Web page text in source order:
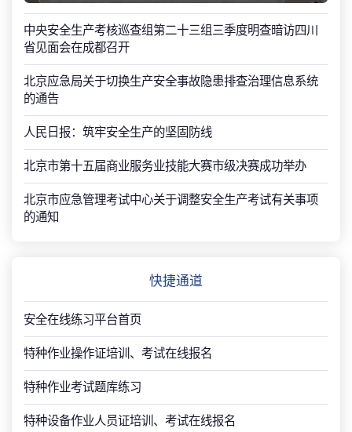
中央安全生产考核巡查组第二十三组三季度明查暗访四川
省见面会在成都召开
北京应急局关于切换生产安全事故隐患排查治理信息系统
的通告
人民日报：筑牢安全生产的坚固防线
北京市第十五届商业服务业技能大赛市级决赛成功举办
北京市应急管理考试中心关于调整安全生产考试有关事项
的通知
快捷通道
安全在线练习平台首页
特种作业操作证培训、考试在线报名
特种作业考试题库练习
特种设备作业人员证培训、考试在线报名